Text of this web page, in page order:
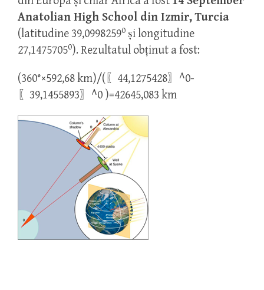
Anatolian High School din Izmir, Turcia
(latitudine 39,09982590 și longitudine
27,14757050). Rezultatul obținut a fost:
(360°×592,68 km)/(〖44,1275428〗^0-
〖39,1455893〗^0 )=42645,083 km